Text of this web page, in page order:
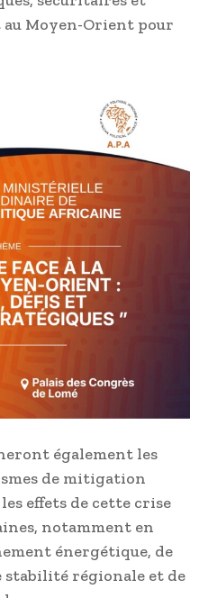
Moyen-Orient pour
également les
de mitigation
effets de cette crise
notamment en
énergétique, de
régionale et de